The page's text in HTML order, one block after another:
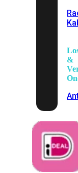
&